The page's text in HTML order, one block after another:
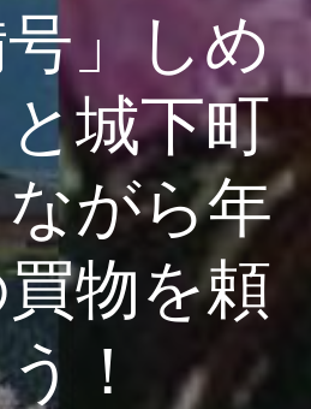
」しめ
城下町
がら年
物を頼
！